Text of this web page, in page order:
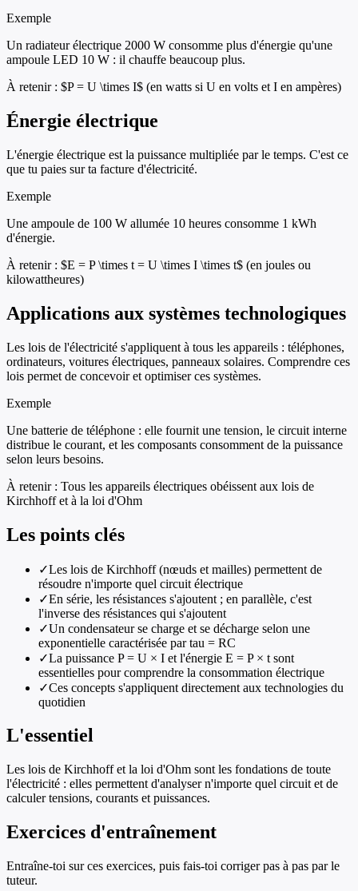
Exemple
Un radiateur électrique 2000 W consomme plus d'énergie qu'une
ampoule LED 10 W : il chauffe beaucoup plus.
À retenir : $P = U \times I$ (en watts si U en volts et I en ampères)
Énergie électrique
L'énergie électrique est la puissance multipliée par le temps. C'est ce
que tu paies sur ta facture d'électricité.
Exemple
Une ampoule de 100 W allumée 10 heures consomme 1 kWh
d'énergie.
À retenir : $E = P \times t = U \times I \times t$ (en joules ou
kilowattheures)
Applications aux systèmes technologiques
Les lois de l'électricité s'appliquent à tous les appareils : téléphones,
ordinateurs, voitures électriques, panneaux solaires. Comprendre ces
lois permet de concevoir et optimiser ces systèmes.
Exemple
Une batterie de téléphone : elle fournit une tension, le circuit interne
distribue le courant, et les composants consomment de la puissance
selon leurs besoins.
À retenir : Tous les appareils électriques obéissent aux lois de
Kirchhoff et à la loi d'Ohm
Les points clés
✓Les lois de Kirchhoff (nœuds et mailles) permettent de
résoudre n'importe quel circuit électrique
✓En série, les résistances s'ajoutent ; en parallèle, c'est
l'inverse des résistances qui s'ajoutent
✓Un condensateur se charge et se décharge selon une
exponentielle caractérisée par tau = RC
✓La puissance P = U × I et l'énergie E = P × t sont
essentielles pour comprendre la consommation électrique
✓Ces concepts s'appliquent directement aux technologies du
quotidien
L'essentiel
Les lois de Kirchhoff et la loi d'Ohm sont les fondations de toute
l'électricité : elles permettent d'analyser n'importe quel circuit et de
calculer tensions, courants et puissances.
Exercices d'entraînement
Entraîne-toi sur ces exercices, puis fais-toi corriger pas à pas par le
tuteur.